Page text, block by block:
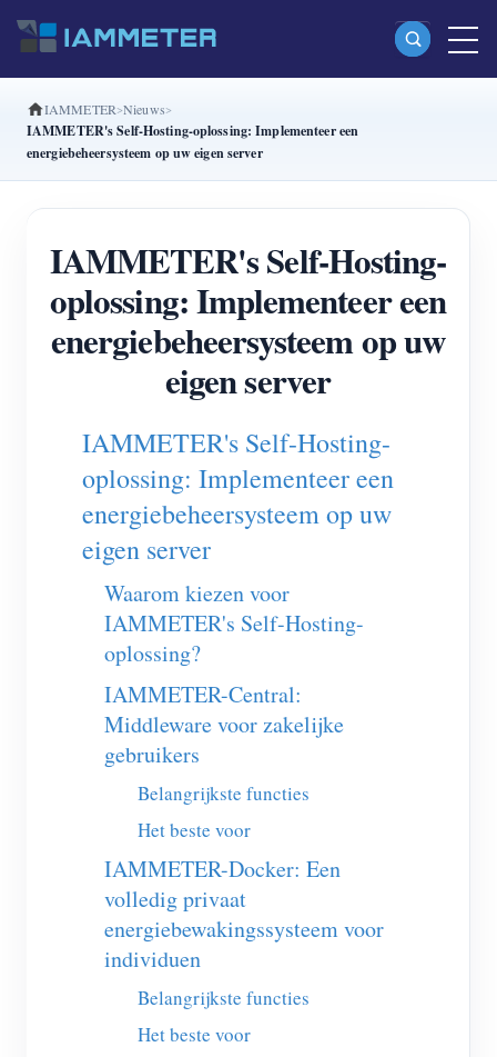
Producten
Enkelfasige Wi-Fi-energiemeter (WEM3080)
Split-phase Wi-Fi-energiemeter (WEM2067)
Driefasige Wi-Fi-energiemeter (WEM3080T)
Driefasige Wi-Fi-energiemeter (WEM3046T)
Driefasige Wi-Fi-energiemeter (WEM3050T)
WiFi-vermogenscontroller
EV-lader
IAMMETER-simulator
Virtuele meter
Energievoorspellings- en simulatiesysteem
Toepassingen
Energiemonitor voor zonne-PV-systemen
Monitor voor elektriciteitsverbruik
PV-verwarmingsregelsysteem
Energiemonitoring voor fabrieken
Winkel
Bronnen
Documentatie
Tutorialvideo
FAQ
Nieuws
Blogs
Community
Contributorprogramma
Contributor Center
IAMMETER-activiteiten
Forum
App Store
Oplossingen
Contact
Over ons
IAMMETER Nieuws
IAMMETER's Self-Hosting-oplossing: Implementeer een
energiebeheersysteem op uw eigen server
IAMMETER's Self-Hosting-
oplossing: Implementeer een
energiebeheersysteem op uw
eigen server
IAMMETER's Self-Hosting-
oplossing: Implementeer een
energiebeheersysteem op uw
eigen server
Waarom kiezen voor
IAMMETER's Self-Hosting-
oplossing?
IAMMETER-Central:
Middleware voor zakelijke
gebruikers
Belangrijkste functies
Het beste voor
IAMMETER-Docker: Een
volledig privaat
energiebewakingssysteem voor
individuen
Belangrijkste functies
Het beste voor